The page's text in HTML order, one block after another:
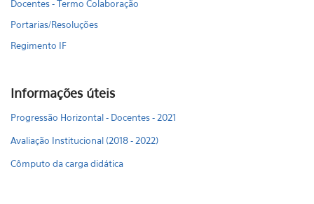
Docentes - Termo Colaboração
Portarias/Resoluções
Regimento IF
Informações úteis
Progressão Horizontal - Docentes - 2021
Avaliação Institucional (2018 - 2022)
Cômputo da carga didática